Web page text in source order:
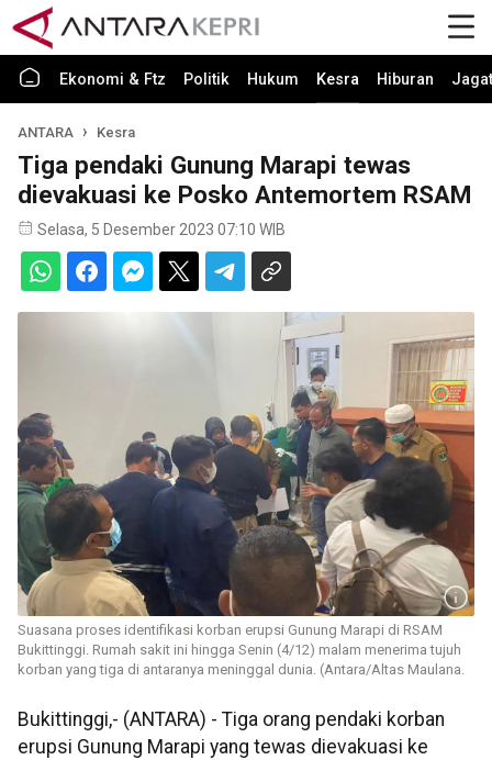
Ekonomi & Ftz Politik Hukum Kesra Hiburan Jagat
ANTARA Kesra
Tiga pendaki Gunung Marapi tewas
dievakuasi ke Posko Antemortem RSAM
Selasa, 5 Desember 2023 07:10 WIB
Suasana proses identifikasi korban erupsi Gunung Marapi di RSAM
Bukittinggi. Rumah sakit ini hingga Senin (4/12) malam menerima tujuh
korban yang tiga di antaranya meninggal dunia. (Antara/Altas Maulana.
Bukittinggi,- (ANTARA) - Tiga orang pendaki korban
erupsi Gunung Marapi yang tewas dievakuasi ke